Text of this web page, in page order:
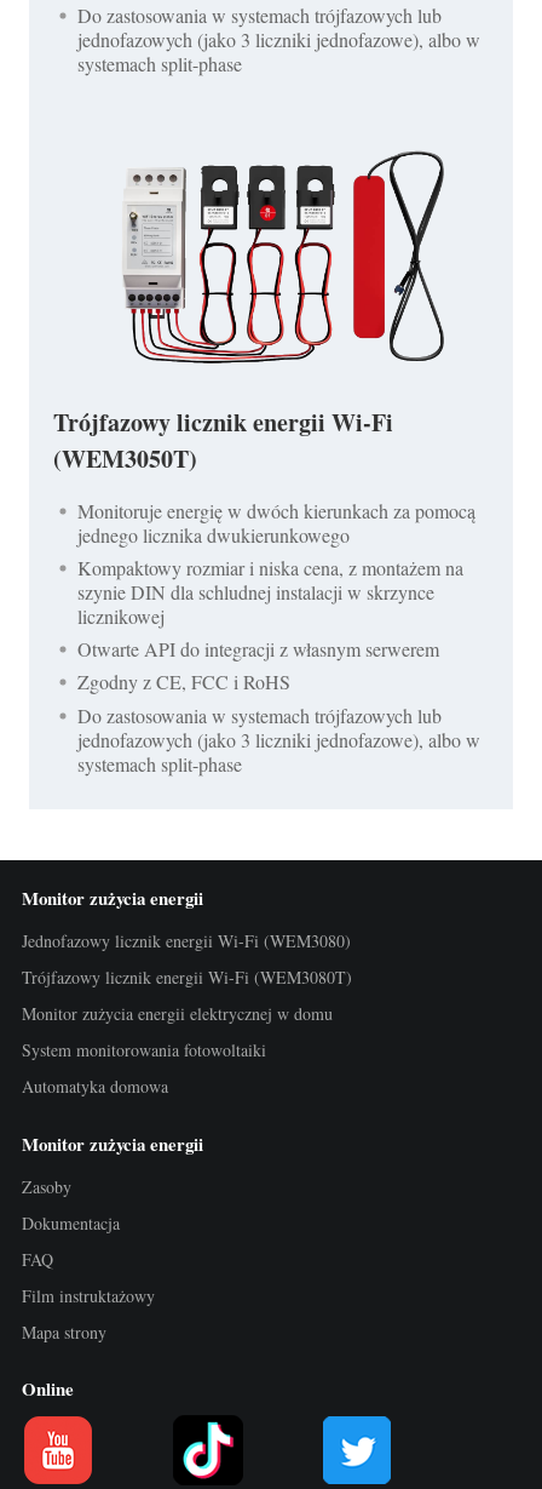
Do zastosowania w systemach trójfazowych lub
jednofazowych (jako 3 liczniki jednofazowe), albo w
systemach split-phase
Trójfazowy licznik energii Wi-Fi
(WEM3050T)
Monitoruje energię w dwóch kierunkach za pomocą
jednego licznika dwukierunkowego
Kompaktowy rozmiar i niska cena, z montażem na
szynie DIN dla schludnej instalacji w skrzynce
licznikowej
Otwarte API do integracji z własnym serwerem
Zgodny z CE, FCC i RoHS
Do zastosowania w systemach trójfazowych lub
jednofazowych (jako 3 liczniki jednofazowe), albo w
systemach split-phase
Monitor zużycia energii
Jednofazowy licznik energii Wi-Fi (WEM3080)
Trójfazowy licznik energii Wi-Fi (WEM3080T)
Monitor zużycia energii elektrycznej w domu
System monitorowania fotowoltaiki
Automatyka domowa
Monitor zużycia energii
Zasoby
Dokumentacja
FAQ
Film instruktażowy
Mapa strony
Online